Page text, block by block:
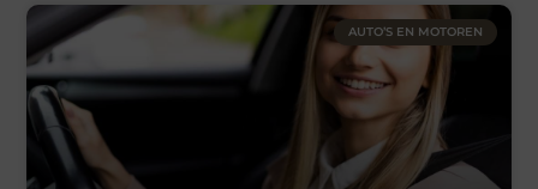
AUTO’S EN MOTOREN